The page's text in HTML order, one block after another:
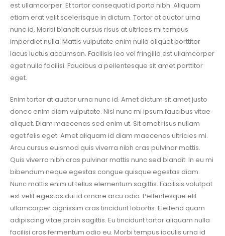
est ullamcorper. Et tortor consequat id porta nibh. Aliquam
etiam erat velit scelerisque in dictum. Tortor at auctor urna
nunc id. Morbi blandit cursus risus at ultrices mi tempus
imperdiet nulla. Mattis vulputate enim nulla aliquet porttitor
lacus luctus accumsan. Facilisis leo vel fringilla est ullamcorper
eget nulla facilisi. Faucibus a pellentesque sit amet porttitor
eget.
Enim tortor at auctor urna nunc id. Amet dictum sit amet justo
donec enim diam vulputate. Nisl nunc mi ipsum faucibus vitae
aliquet. Diam maecenas sed enim ut. Sit amet risus nullam
eget felis eget. Amet aliquam id diam maecenas ultricies mi.
Arcu cursus euismod quis viverra nibh cras pulvinar mattis.
Quis viverra nibh cras pulvinar mattis nunc sed blandit. In eu mi
bibendum neque egestas congue quisque egestas diam.
Nunc mattis enim ut tellus elementum sagittis. Facilisis volutpat
est velit egestas dui id ornare arcu odio. Pellentesque elit
ullamcorper dignissim cras tincidunt lobortis. Eleifend quam
adipiscing vitae proin sagittis. Eu tincidunt tortor aliquam nulla
facilisi cras fermentum odio eu. Morbi tempus iaculis urna id